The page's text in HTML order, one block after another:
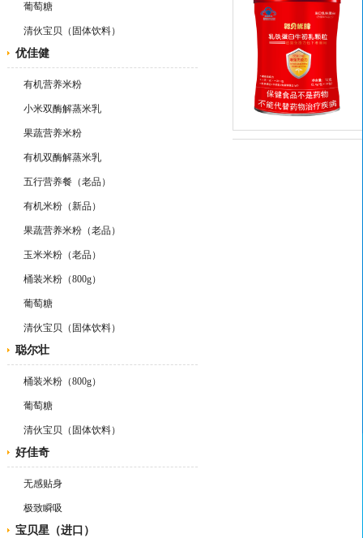
葡萄糖
清伙宝贝（固体饮料）
优佳健
有机营养米粉
小米双酶解蒸米乳
果蔬营养米粉
有机双酶解蒸米乳
五行营养餐（老品）
有机米粉（新品）
果蔬营养米粉（老品）
玉米米粉（老品）
桶装米粉（800g）
葡萄糖
清伙宝贝（固体饮料）
聪尔壮
桶装米粉（800g）
葡萄糖
清伙宝贝（固体饮料）
好佳奇
无感贴身
极致瞬吸
宝贝星（进口）